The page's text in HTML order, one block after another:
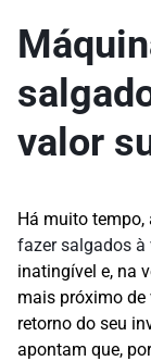
valor
Há muito tempo,
fazer salgados à
inatingível e, na
mais próximo de
retorno do seu
apontam que,